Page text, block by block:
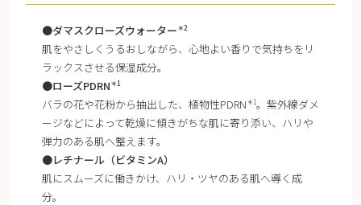
●ダマスクローズウォーター＊2
肌をやさしくうるおしながら、心地よい香りで気持ちをリ
ラックスさせる保湿成分。
●ローズPDRN＊1
バラの花や花粉から抽出した、植物性PDRN＊1。紫外線ダメ
ージなどによって乾燥に傾きがちな肌に寄り添い、ハリや
弾力のある肌へ整えます。
●レチナール（ビタミンA）
肌にスムーズに働きかけ、ハリ・ツヤのある肌へ導く成
分。